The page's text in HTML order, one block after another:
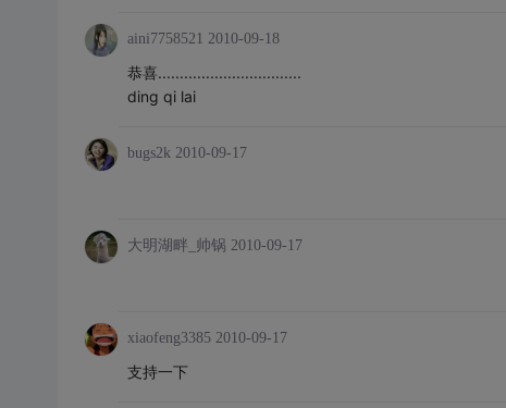
aini7758521 2010-09-18
恭喜.................................
ding qi lai
bugs2k 2010-09-17
大明湖畔_帅锅 2010-09-17
xiaofeng3385 2010-09-17
支持一下